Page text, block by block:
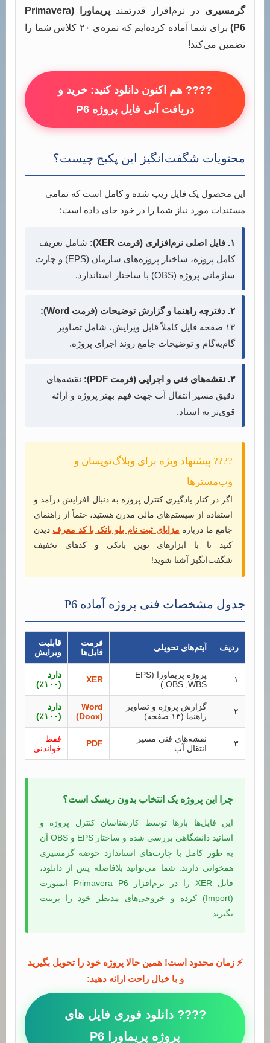
گرمسیری در نرم‌افزار قدرتمند
پریماورا (Primavera
P6)
برای شما آماده کرده‌ایم که نمره‌ی ۲۰ کلاس شما را
تضمین می‌کند!
???? هم اکنون دانلود کنید: خرید و
دریافت آنی فایل پروژه P6
محتویات شگفت‌انگیز این پکیج چیست؟
این محصول یک فایل زیپ شده و کامل است که تمامی
مستندات مورد نیاز شما را در خود جای داده است:
۱. فایل اصلی نرم‌افزاری (فرمت XER):
شامل تعریف
کامل پروژه، ساختار پروژه‌های سازمان (EPS) و چارت
سازمانی پروژه (OBS) با ساختار استاندارد.
۲. دفترچه راهنما و گزارش توضیحات (فرمت Word):
۱۳ صفحه فایل کاملاً قابل ویرایش، شامل تصاویر
گام‌به‌گام و توضیحات جامع روند اجرای پروژه.
۳. نقشه‌های فنی و اجرایی (فرمت PDF):
نقشه‌های
دقیق مسیر انتقال آب جهت فهم بهتر پروژه و ارائه
قوی‌تر به استاد.
???? پیشنهاد ویژه برای وبلاگ‌نویسان و
وب‌مسترها
اگر در کنار یادگیری کنترل پروژه به دنبال افزایش درآمد و
استفاده از سیستم‌های مالی مدرن هستید، حتماً از راهنمای
جامع ما درباره مزایای ثبت نام بلو بانک با کد معرف دیدن
کنید تا با ابزارهای نوین بانکی و کدهای تخفیف
شگفت‌انگیز آشنا شوید!
جدول مشخصات فنی پروژه آماده P6
ردیف آیتم‌های تحویلی
فرمت
فایل‌ها
قابلیت
ویرایش
۱
پروژه پریماورا (EPS
,OBS ,WBS)
XER
دارد
(۱۰۰٪)
۲
گزارش پروژه و تصاویر
راهنما (۱۳ صفحه)
Word
(Docx)
دارد
(۱۰۰٪)
۳
نقشه‌های فنی مسیر
انتقال آب
PDF
فقط
خواندنی
چرا این پروژه یک انتخاب بدون ریسک است؟
این فایل‌ها بارها توسط کارشناسان کنترل پروژه و
اساتید دانشگاهی بررسی شده و ساختار EPS و OBS آن
به طور کامل با چارت‌های استاندارد حوضه گرمسیری
همخوانی دارند. شما می‌توانید بلافاصله پس از دانلود،
فایل XER را در نرم‌افزار Primavera P6 ایمپورت
(Import) کرده و خروجی‌های مدنظر خود را پرینت
بگیرید.
⚡ زمان محدود است! همین حالا پروژه خود را تحویل بگیرید
و با خیال راحت ارائه دهید:
???? دانلود فوری فایل های
پروژه پریماورا P6